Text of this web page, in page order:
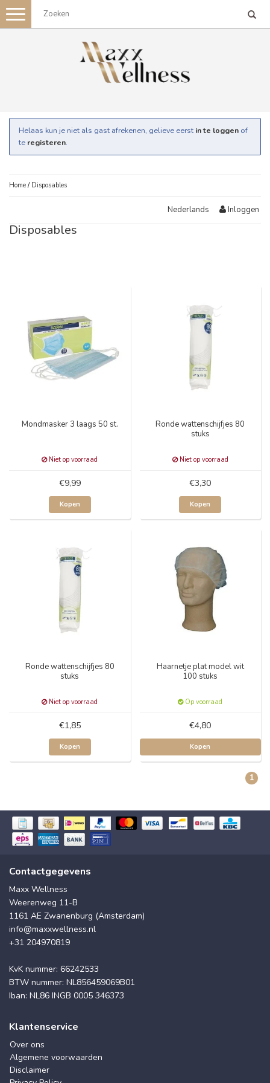
Toggle
navigation
Helaas kun je niet als gast afrekenen, gelieve eerst in te loggen of
te registeren.
Home / Disposables
Nederlands Inloggen
Disposables
Mondmasker 3 laags 50 st.
Niet op voorraad
€9,99
Kopen
Ronde wattenschijfjes 80
stuks
Niet op voorraad
€3,30
Kopen
Ronde wattenschijfjes 80
stuks
Niet op voorraad
€1,85
Kopen
Haarnetje plat model wit
100 stuks
Op voorraad
€4,80
Kopen
1
Contactgegevens
Maxx Wellness
Weerenweg 11-B
1161 AE Zwanenburg (Amsterdam)
info@maxxwellness.nl
+31 204970819
KvK nummer: 66242533
BTW nummer: NL856459069B01
Iban: NL86 INGB 0005 346373
Klantenservice
Over ons
Algemene voorwaarden
Disclaimer